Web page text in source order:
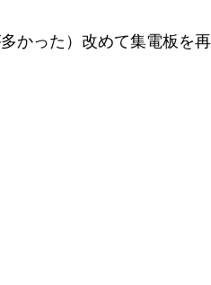
かった）改めて集電板を